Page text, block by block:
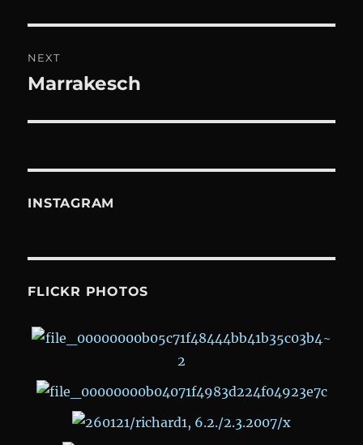
NEXT
Next
Marrakesch
INSTAGRAM
FLICKR PHOTOS